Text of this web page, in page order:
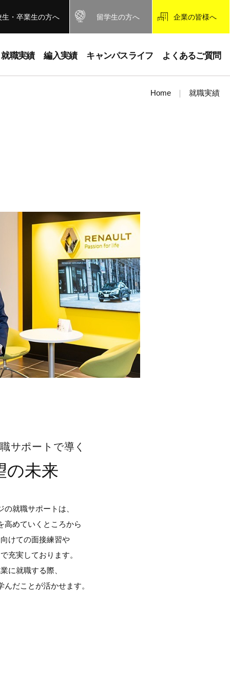
企業の皆様へ
留学生の方へ
生・卒業生の方へ
就職実績 編入実績 キャンパスライフ よくあるご質問
Home 就職実績
サポートで導く
の未来
の就職サポートは、
高めていくところから
けての面接練習や
充実しております。
に就職する際、
だことが活かせます。